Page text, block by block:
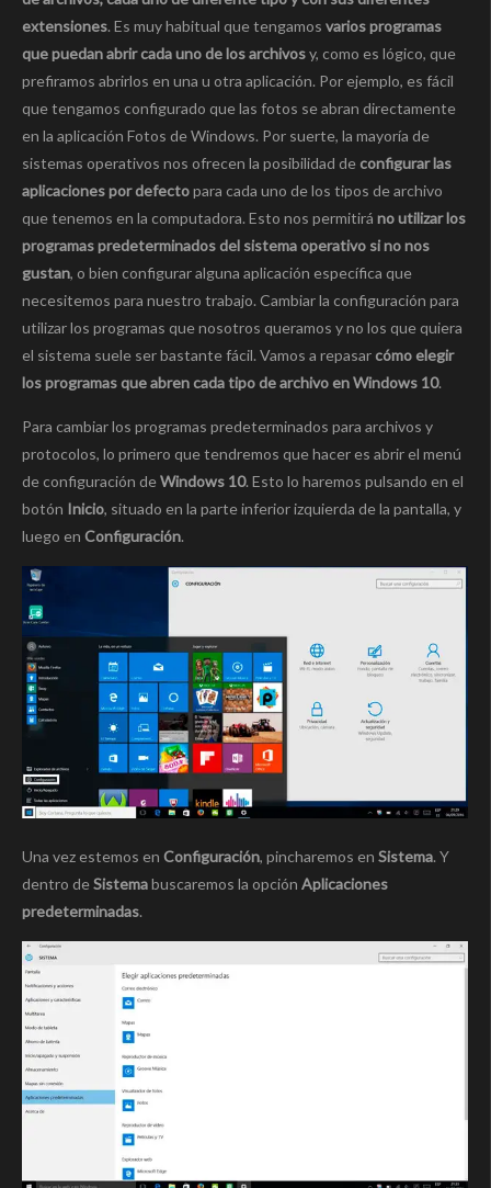
extensiones. Es muy habitual que tengamos varios programas
que puedan abrir cada uno de los archivosy, como es lógico, que
prefiramos abrirlos en una u otra aplicación. Por ejemplo, es fácil
que tengamos configurado que las fotos se abran directamente
en la aplicación Fotos de Windows. Por suerte, la mayoría de
sistemas operativos nos ofrecen la posibilidad de configurar las
aplicaciones por defectopara cada uno de los tipos de archivo
que tenemos en la computadora. Esto nos permitirá no utilizar los
programas predeterminados del sistema operativo si no nos
gustan, o bien configurar alguna aplicación específica que
necesitemos para nuestro trabajo. Cambiar la configuración para
utilizar los programas que nosotros queramos y no los que quiera
el sistema suele ser bastante fácil. Vamos a repasar cómo elegir
los programas que abren cada tipo de archivo en Windows 10.
Para cambiar los programas predeterminados para archivos y
protocolos, lo primero que tendremos que hacer es abrir el menú
de configuración deWindows 10. Esto lo haremos pulsando en el
botón Inicio, situado en la parte inferior izquierda de la pantalla, y
luego en Configuración.
Una vez estemos en Configuración, pincharemos en Sistema. Y
dentro deSistemabuscaremos la opción Aplicaciones
predeterminadas.